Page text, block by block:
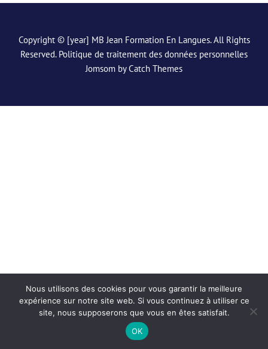
Copyright © [year] MB Jean Formation En Langues. All Rights
Reserved. Politique de traitement des données personnelles
Jomsom byCatch Themes
Nous utilisons des cookies pour vous garantir la meilleure
expérience sur notre site web. Si vous continuez à utiliser ce
site, nous supposerons que vous en êtes satisfait.
OK